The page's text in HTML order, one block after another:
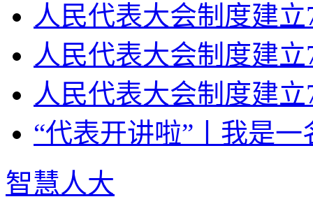
人民代表大会制度建
人民代表大会制度建
人民代表大会制度建
“代表开讲啦”丨我是
智慧人大